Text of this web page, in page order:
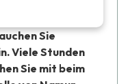
Sie
Viele Stunden
Sie mit beim